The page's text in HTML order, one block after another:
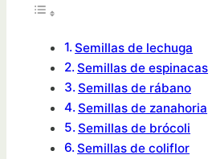
Semillas de lechuga
Semillas de espinacas
Semillas de rábano
Semillas de zanahoria
Semillas de brócoli
Semillas de coliflor